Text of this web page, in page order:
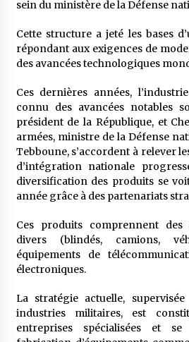
sein du ministère de la Défense
Cette structure a jeté les bases
répondant aux exigences de
des avancées technologiques
Ces dernières années,
connu des avancées notables
président de la République, et
armées, ministre de la Défense
Tebboune, s’accordent à relever
d’intégration nationale
diversification des produits se
année grâce à des partenariats
Ces produits comprennent des
divers (blindés, camions,
équipements de
électroniques.
La stratégie actuelle,
industries militaires, est
entreprises spécialisées et